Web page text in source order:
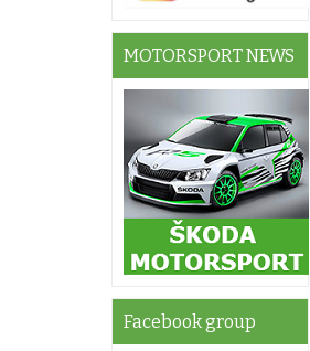
MOTORSPORT NEWS
Facebook group